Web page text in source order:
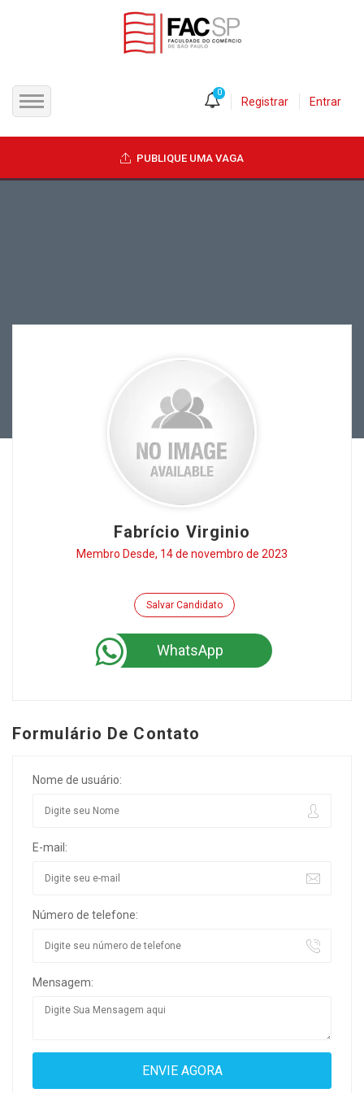
CANDIDATOS
0
Registrar Entrar
PUBLIQUE UMA VAGA
Fabrício Virginio
Membro Desde, 14 de novembro de 2023
Salvar Candidato
WhatsApp
Formulário De Contato
Nome de usuário:
E-mail:
Número de telefone:
Mensagem: